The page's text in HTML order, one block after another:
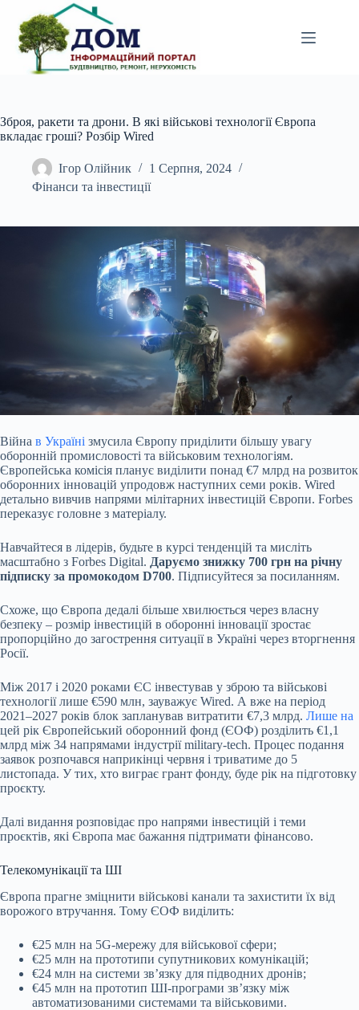
вмісту
Зброя, ракети та дрони. В які військові технології Європа
вкладає гроші? Розбір Wired
Ігор Олійник
1 Серпня, 2024
Фінанси та інвестиції
Війна в Україні змусила Європу приділити більшу увагу
оборонній промисловості та військовим технологіям.
Європейська комісія планує виділити понад €7 млрд на розвиток
оборонних інновацій упродовж наступних семи років. Wired
детально вивчив напрями мілітарних інвестицій Європи. Forbes
переказує головне з матеріалу.
Навчайтеся в лідерів, будьте в курсі тенденцій та мисліть
масштабно з Forbes Digital. Даруємо знижку 700 грн на річну
підписку за промокодом D700. Підписуйтеся за посиланням.
Схоже, що Європа дедалі більше хвилюється через власну
безпеку – розмір інвестицій в оборонні інновації зростає
пропорційно до загострення ситуації в Україні через вторгнення
Росії.
Між 2017 і 2020 роками ЄС інвестував у зброю та військові
технології лише €590 млн, зауважує Wired. А вже на період
2021–2027 років блок запланував витратити €7,3 млрд. Лише на
цей рік Європейський оборонний фонд (ЄОФ) розділить €1,1
млрд між 34 напрямами індустрії military-tech. Процес подання
заявок розпочався наприкінці червня і триватиме до 5
листопада. У тих, хто виграє грант фонду, буде рік на підготовку
проєкту.
Далі видання розповідає про напрями інвестицій і теми
проєктів, які Європа має бажання підтримати фінансово.
Телекомунікації та ШІ
Європа прагне зміцнити військові канали та захистити їх від
ворожого втручання. Тому ЄОФ виділить:
€25 млн на 5G-мережу для військової сфери;
€25 млн на прототипи супутникових комунікацій;
€24 млн на системи звʼязку для підводних дронів;
€45 млн на прототип ШІ-програми звʼязку між
автоматизованими системами та військовими.